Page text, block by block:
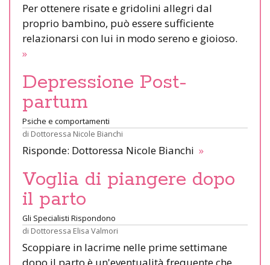
Per ottenere risate e gridolini allegri dal
proprio bambino, può essere sufficiente
relazionarsi con lui in modo sereno e gioioso.
»
Depressione Post-
partum
Psiche e comportamenti
di Dottoressa Nicole Bianchi
Risponde: Dottoressa Nicole Bianchi »
Voglia di piangere dopo
il parto
Gli Specialisti Rispondono
di Dottoressa Elisa Valmori
Scoppiare in lacrime nelle prime settimane